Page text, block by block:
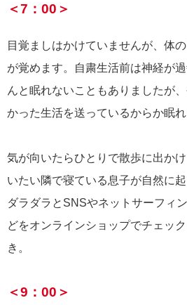
＜7：00＞
目覚ましはかけていませんが、体
が覚めます。自粛生活前は神経が
んと眠れないこともありましたが
かった生活を送っているからか眠
気が向いたらひとりで散歩に出か
いたい隣で寝ている息子が自然に
ダラダラとSNSやネットサーフィ
どをオンラインショップでチェッ
き。
＜9：00＞